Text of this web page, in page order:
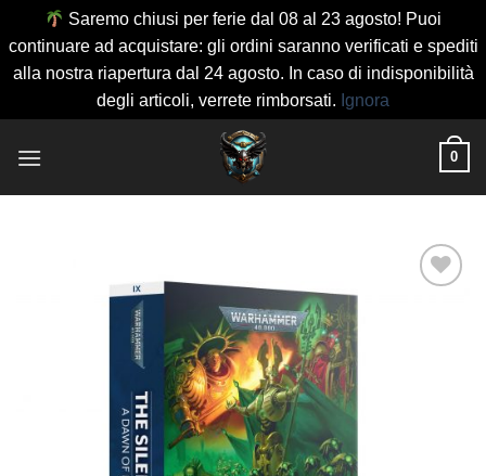
Saremo chiusi per ferie dal 08 al 23 agosto! Puoi
continuare ad acquistare: gli ordini saranno verificati e spediti
alla nostra riapertura dal 24 agosto. In caso di indisponibilità
degli articoli, verrete rimborsati. Ignora
0